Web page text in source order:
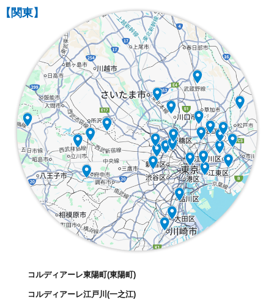
【関東】
コルディアーレ東陽町(東陽町)
コルディアーレ江戸川(一之江)